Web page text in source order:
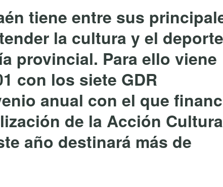
tiene entre sus
la cultura y el deporte
provincial. Para ello viene
con los siete GDR
anual con el que
de la Acción
año destinará más de